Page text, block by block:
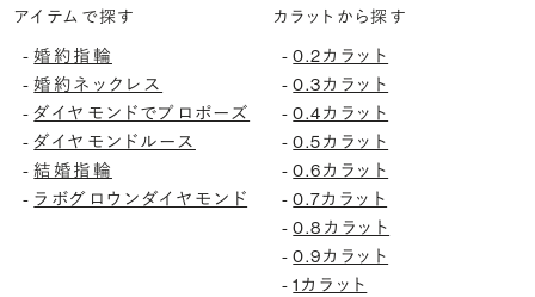
アイテムで探す
-婚約指輪
-婚約ネックレス
-ダイヤモンドでプロポーズ
-ダイヤモンドルース
-結婚指輪
- ラボグロウンダイヤモンド
カラットから探す
-0.2カラット
-0.3カラット
-0.4カラット
-0.5カラット
-0.6カラット
-0.7カラット
-0.8カラット
-0.9カラット
-1カラット